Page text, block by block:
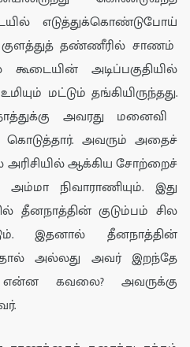
எடுத்துக்கொண்டுபோய்
துத்தண்ணீரில் சாணம்
கூடையின் அடிப்பகுதியில்
மட்டும் தங்கியிருந்தது.
த்துக்கு அவரது மனைவி
அவரும் அதைச்
அரிசியில் ஆக்கிய சோற்றைச்
நிவாராணியும். இது
தீனநாத்தின் குடும்பம் சில
இதனால் தீனநாத்தின்
அல்லது அவர் இறந்தே
என்ன கவலை? அவருக்கு